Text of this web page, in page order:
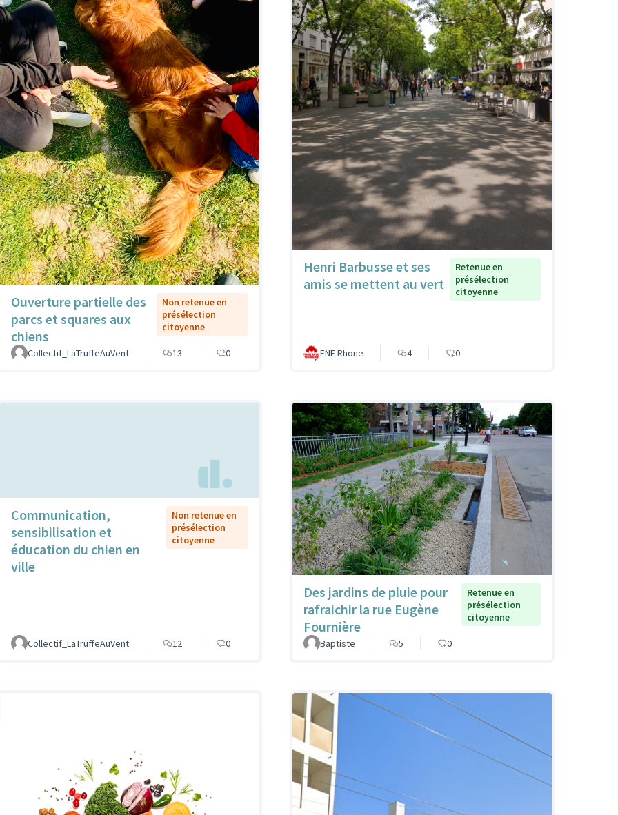
Ouverture partielle des
parcs et squares aux
chiens
Non retenue en
présélection
citoyenne
Collectif_LaTruffeAuVent 13 0
Henri Barbusse et ses
amis se mettent au vert
Retenue en
présélection
citoyenne
FNE Rhone 4 0
Communication,
sensibilisation et
éducation du chien en
ville
Non retenue en
présélection
citoyenne
Collectif_LaTruffeAuVent 12 0
Des jardins de pluie pour
rafraichir la rue Eugène
Fournière
Retenue en
présélection
citoyenne
Baptiste 5 0